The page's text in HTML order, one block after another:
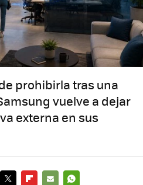
prohibirla tras una
vuelve a dejar
externa en sus